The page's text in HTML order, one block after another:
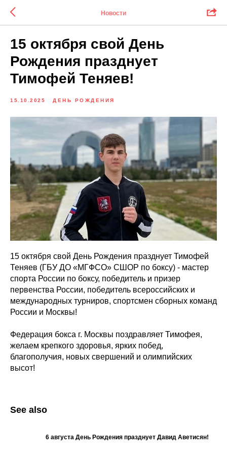
Новости
15 октября свой День
Рождения празднует
Тимофей Теняев!
15.10.2025 ДЕНЬ РОЖДЕНИЯ
15 октября свой День Рождения празднует Тимофей
Теняев (ГБУ ДО «МГФСО» СШОР по боксу) - мастер
спорта России по боксу, победитель и призер
первенства России, победитель всероссийских и
международных турниров, спортсмен сборных команд
России и Москвы!
Федерация бокса г. Москвы поздравляет Тимофея,
желаем крепкого здоровья, ярких побед,
благополучия, новых свершений и олимпийских
высот!
See also
6 августа День Рождения празднует Давид Аветисян!